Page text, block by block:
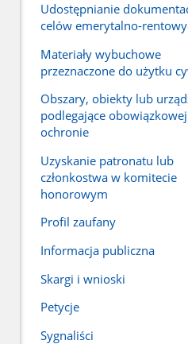
Udostępnianie
celów emerytalno-
Materiały wybuchowe
przeznaczone do użytku
Obszary, obiekty lub
podlegające obowiązkowej
ochronie
Uzyskanie patronatu lub
członkostwa w komitecie
honorowym
Profil zaufany
Informacja publiczna
Skargi i wnioski
Petycje
Sygnaliści